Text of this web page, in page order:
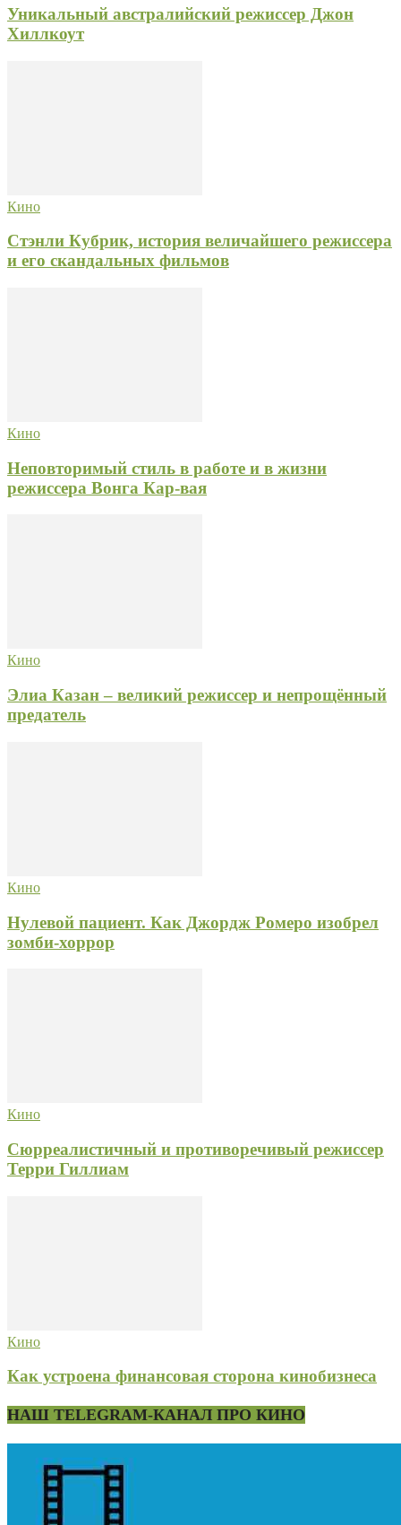
Уникальный австралийский режиссер Джон
Хиллкоут
Кино
Стэнли Кубрик, история величайшего режиссера
и его скандальных фильмов
Кино
Неповторимый стиль в работе и в жизни
режиссера Вонга Кар-вая
Кино
Элиа Казан – великий режиссер и непрощённый
предатель
Кино
Нулевой пациент. Как Джордж Ромеро изобрел
зомби-хоррор
Кино
Сюрреалистичный и противоречивый режиссер
Терри Гиллиам
Кино
Как устроена финансовая сторона кинобизнеса
НАШ TELEGRAM-КАНАЛ ПРО КИНО